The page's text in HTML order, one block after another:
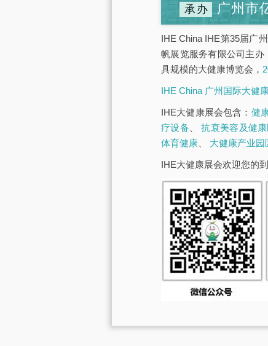
承办 广州市
IHE China IHE第35届广
帆展览服务有限公司主办
具规模的大健康博览会，
IHE China 广州国际大健
IHE大健康展会包含： 健
疗设备 、抗衰美容及健
体育健康
大健康产业园
IHE大健康展会欢迎您的